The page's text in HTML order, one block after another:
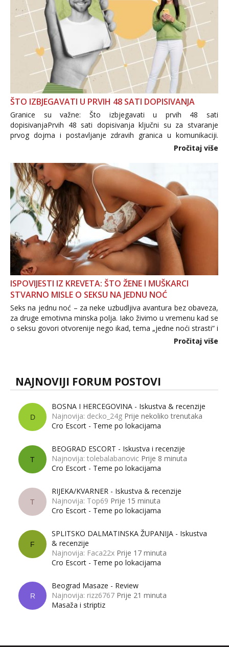
ŠTO IZBJEGAVATI U PRVIH 48 SATI DOPISIVANJA
Granice su važne: Što izbjegavati u prvih 48 sati
dopisivanjaPrvih 48 sati dopisivanja ključni su za stvaranje
prvog dojma i postavljanje zdravih granica u komunikaciji.
Važno je izbjeći prebrzo otkrivanje osobnih ili intimnih
informacija, jer nepoznata osoba još nije zaslužila to
povjerenje. Takođe...
Pročitaj više
ISPOVIJESTI IZ KREVETA: ŠTO ŽENE I MUŠKARCI
STVARNO MISLE O SEKSU NA JEDNU NOĆ
Seks na jednu noć – za neke uzbudljiva avantura bez obaveza,
za druge emotivna minska polja. Iako živimo u vremenu kad se
o seksu govori otvorenije nego ikad, tema „jedne noći strasti“ i
dalje izaziva burne rasprave. Što zapravo misle žene, a što
Pročitaj više
NAJNOVIJI FORUM POSTOVI
D
BOSNA I HERCEGOVINA - Iskustva & recenzije
Najnovija: decko_24g Prije nekoliko trenutaka
Cro Escort - Teme po lokacijama
T
BEOGRAD ESCORT - Iskustva i recenzije
Najnovija: tolebalabanovic Prije 8 minuta
Cro Escort - Teme po lokacijama
T
RIJEKA/KVARNER - Iskustva & recenzije
Najnovija: Top69 Prije 15 minuta
Cro Escort - Teme po lokacijama
F
SPLITSKO DALMATINSKA ŽUPANIJA - Iskustva
& recenzije
Najnovija: Faca22x Prije 17 minuta
Cro Escort - Teme po lokacijama
R
Beograd Masaze - Review
Najnovija: rizz6767 Prije 21 minuta
Masaža i striptiz